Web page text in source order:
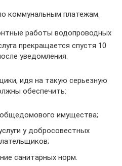
коммунальным платежам.
работы водопроводных
прекращается спустя 10
уведомления.
идя на такую серьезную
обеспечить:
имущества;
у добросовестных
санитарных норм.